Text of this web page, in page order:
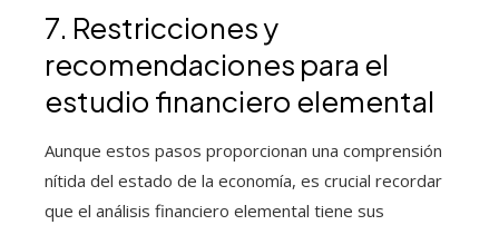
7. Restricciones y
recomendaciones para el
estudio financiero elemental
Aunque estos pasos proporcionan una comprensión
nítida del estado de la economía, es crucial recordar
que el análisis financiero elemental tiene sus